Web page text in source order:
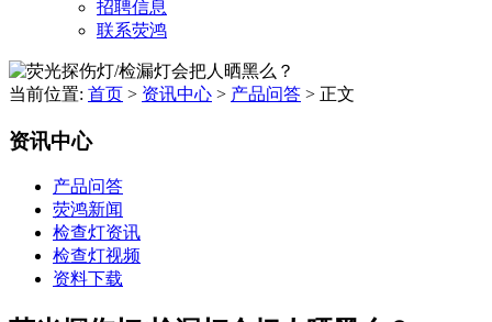
招聘信息
联系荧鸿
当前位置: 首页 > 资讯中心 > 产品问答 > 正文
资讯中心
产品问答
荧鸿新闻
检查灯资讯
检查灯视频
资料下载